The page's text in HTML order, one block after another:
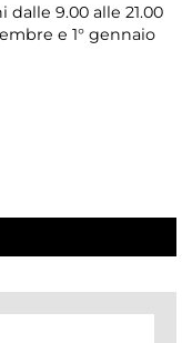
9.00 alle 21.00
e 1° gennaio